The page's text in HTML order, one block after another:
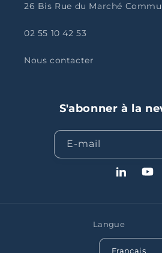
26 Bis Rue du Marché
02 55 10 42 53
Nous contacter
S'abonner à la
E-mail
LinkedIn
Langue
Français